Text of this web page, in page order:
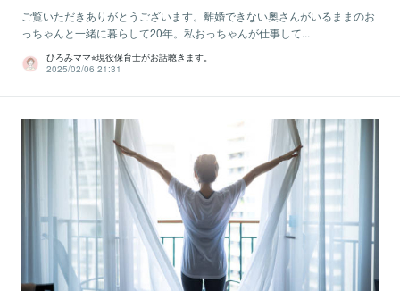
ご覧いただきありがとうございます。離婚できない奧さんがいるままのお
っちゃんと一緒に暮らして20年。私おっちゃんが仕事して...
ひろみママ⭐︎現役保育士がお話聴きます。
2025/02/06 21:31